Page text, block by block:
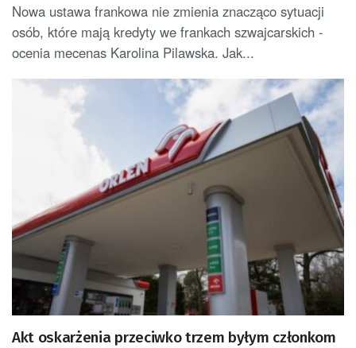
Nowa ustawa frankowa nie zmienia znacząco sytuacji
osób, które mają kredyty we frankach szwajcarskich -
ocenia mecenas Karolina Pilawska. Jak...
Akt oskarżenia przeciwko trzem byłym członkom